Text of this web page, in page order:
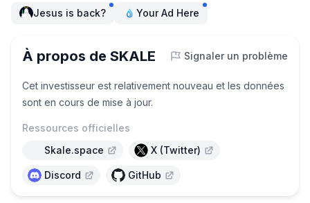
Jesus is back? Your Ad Here
À propos de SKALE Signaler un problème
Cet investisseur est relativement nouveau et les données
sont en cours de mise à jour.
Ressources officielles
Skale.space
X (Twitter)
Discord GitHub